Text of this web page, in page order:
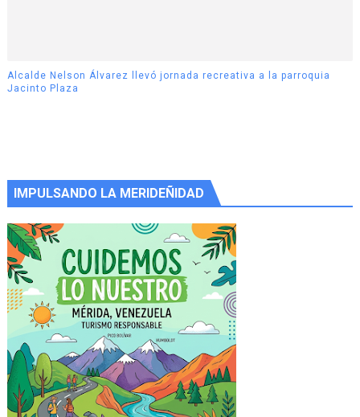
Alcalde Nelson Álvarez llevó jornada recreativa a la parroquia
Jacinto Plaza
IMPULSANDO LA MERIDEÑIDAD